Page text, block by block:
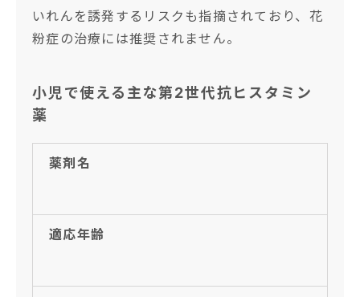
いれんを誘発するリスクも指摘されており、花
粉症の治療には推奨されません。
小児で使える主な第2世代抗ヒスタミン
薬
薬剤名
適応年齢